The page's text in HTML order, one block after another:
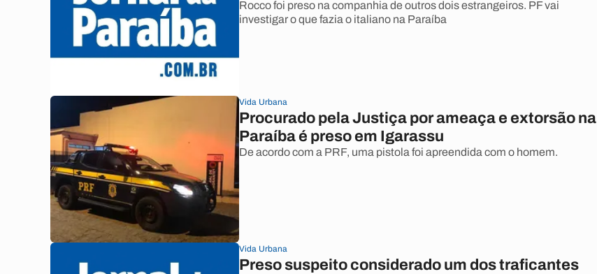
Rocco foi preso na companhia de outros dois estrangeiros. PF vai
investigar o que fazia o italiano na Paraíba
Vida Urbana
Procurado pela Justiça por ameaça e extorsão na
Paraíba é preso em Igarassu
De acordo com a PRF, uma pistola foi apreendida com o homem.
Vida Urbana
Preso suspeito considerado um dos traficantes